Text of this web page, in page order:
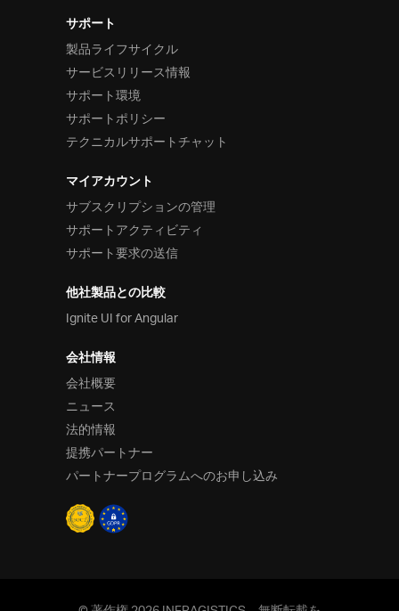
サポート
製品ライフサイクル
サービスリリース情報
サポート環境
サポートポリシー
テクニカルサポートチャット
マイアカウント
サブスクリプションの管理
サポートアクティビティ
サポート要求の送信
他社製品との比較
Ignite UI for Angular
会社情報
会社概要
ニュース
法的情報
提携パートナー
パートナープログラムへのお申し込み